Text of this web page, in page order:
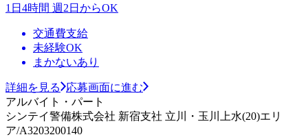
1日4時間 週2日からOK
交通費支給
未経験OK
まかないあり
詳細を見る
応募画面に進む
アルバイト・パート
シンテイ警備株式会社 新宿支社 立川・玉川上水(20)エリ
ア/A3203200140